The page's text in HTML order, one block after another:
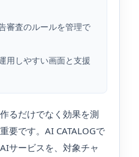
審査のルールを管理で
用しやすい画面と支援
るだけでなく効果を測
要です。AI CATALOGで
サービスを、対象チャ